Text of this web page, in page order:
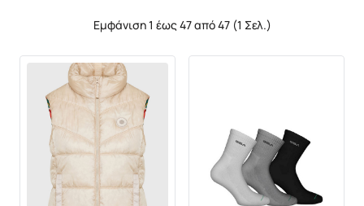
Εμφάνιση 1 έως 47 από 47 (1 Σελ.)